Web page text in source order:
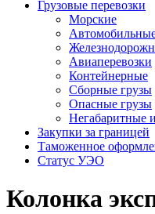
Грузовые перевозки
Морские
Авиаперевозки
Контейнерные
Сборные грузы
Опасные грузы
Негабаритные
Закупки за границей
Таможенное
Статус УЭО
Колонка